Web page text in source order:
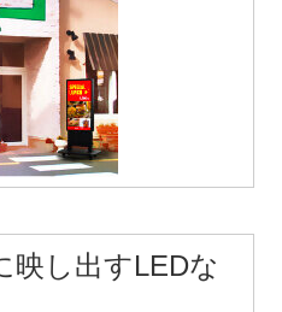
映し出すLEDな